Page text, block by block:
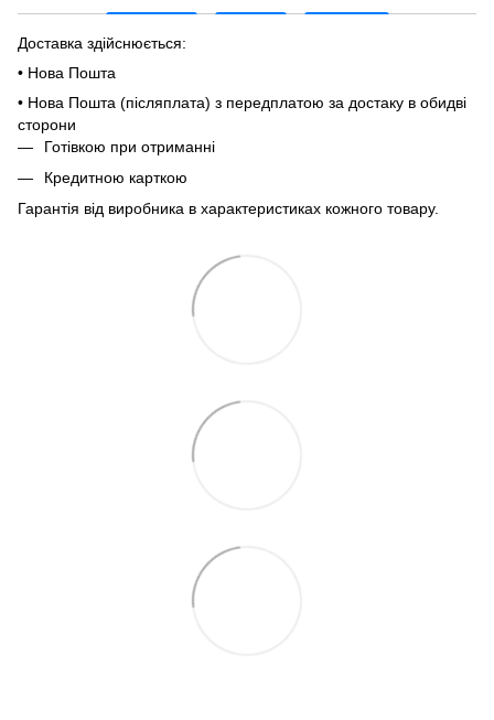
Доставка здійснюється:
• Нова Пошта
• Нова Пошта (післяплата) з передплатою за достаку в обидві
сторони
Готівкою при отриманні
Кредитною карткою
Гарантія від виробника в характеристиках кожного товару.